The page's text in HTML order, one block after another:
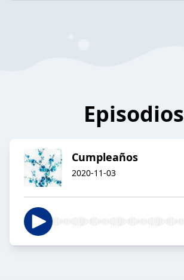
Episodios
Cumpleaños
2020-11-03